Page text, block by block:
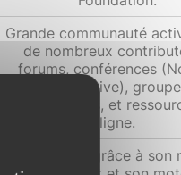
Grande communauté
de nombreux
forums, conférences
Interactive),
d'utilisateurs, et
ligne.
Très bonne, grâce à son